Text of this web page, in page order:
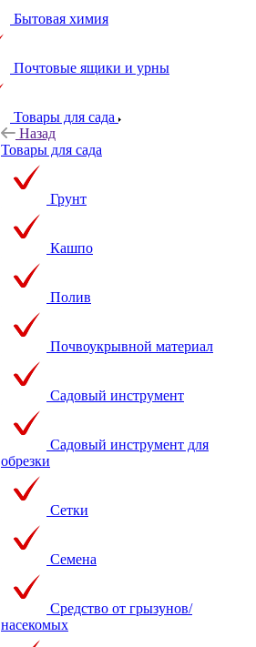
Бытовая химия
Почтовые ящики и урны
Товары для сада
Назад
Товары для сада
Грунт
Кашпо
Полив
Почвоукрывной материал
Садовый инструмент
Садовый инструмент для
обрезки
Сетки
Семена
Средство от грызунов/
насекомых